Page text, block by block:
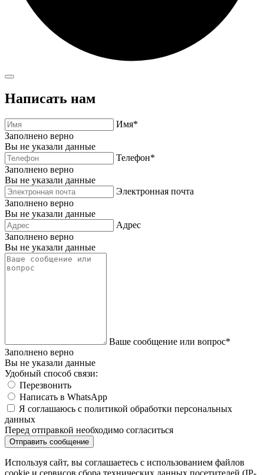
Написать нам
Имя*
Заполнено верно
Вы не указали данные
Телефон*
Заполнено верно
Вы не указали данные
Электронная почта
Заполнено верно
Вы не указали данные
Адрес
Заполнено верно
Вы не указали данные
Ваше сообщение или вопрос*
Заполнено верно
Вы не указали данные
Удобный способ связи:
Перезвонить
Написать в WhatsApp
Я соглашаюсь с политикой обработки персональных
данных
Перед отправкой необходимо согласиться
Используя сайт, вы соглашаетесь с использованием файлов
cookie и сервисов сбора технических данных посетителей (IP-